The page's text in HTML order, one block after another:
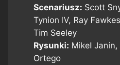
Scenariusz: Scott
Tynion IV, Ray
Tim Seeley
Rysunki: Mikel Janin,
Ortego